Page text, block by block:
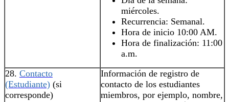
miércoles.
Recurrencia: Semanal.
Hora de inicio 10:00 AM.
Hora de finalización: 11:00
a.m.
28. Contacto
(Estudiante) (si
corresponde)
Información de registro de
contacto de los estudiantes
miembros, por ejemplo, nombre,